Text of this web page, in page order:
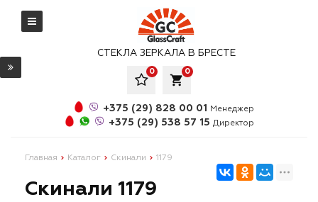
СТЕКЛА ЗЕРКАЛА В БРЕСТЕ
local_grocery_store
0
0
+375 (29) 828 00 01 Менеджер
+375 (29) 538 57 15 Директор
Главная Каталог Скинали 1179
Скинали 1179